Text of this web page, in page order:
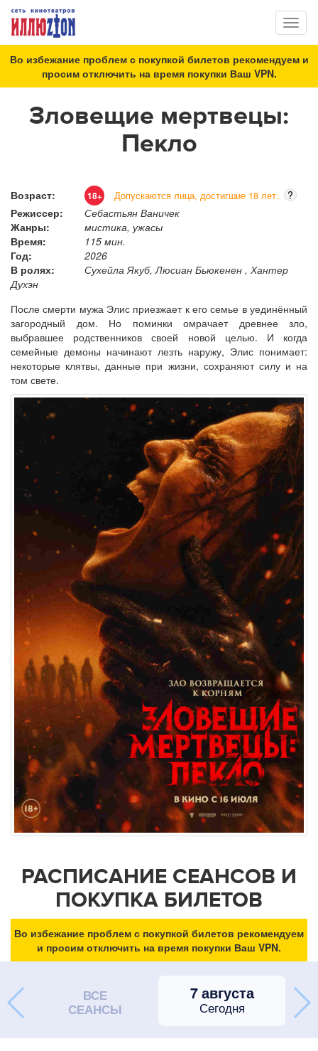
Во избежание проблем с покупкой билетов рекомендуем и
просим отключить на время покупки Ваш VPN.
Зловещие мертвецы:
Пекло
Возраст: 18+ Допускаются лица, достигшие 18 лет.
?
Режиссер:
Себастьян Ваничек
Жанры:
мистика, ужасы
Время:
115 мин.
Год:
2026
В ролях:
Сухейла Якуб, Люсиан Бьюкенен , Хантер
Духэн
После смерти мужа Элис приезжает к его семье в уединённый
загородный дом. Но поминки омрачает древнее зло,
выбравшее родственников своей новой целью. И когда
семейные демоны начинают лезть наружу, Элис понимает:
некоторые клятвы, данные при жизни, сохраняют силу и на
том свете.
РАСПИСАНИЕ СЕАНСОВ И
ПОКУПКА БИЛЕТОВ
Во избежание проблем с покупкой билетов рекомендуем
и просим отключить на время покупки Ваш VPN.
ВСЕ
СЕАНСЫ
7 августа
Сегодня